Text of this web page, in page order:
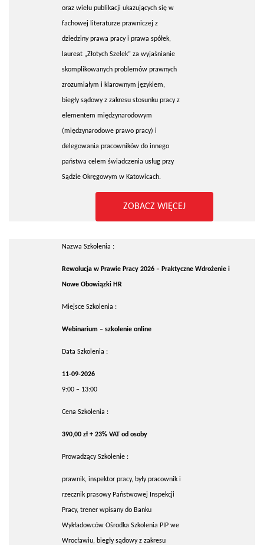
oraz wielu publikacji ukazujących się w
fachowej literaturze prawniczej z
dziedziny prawa pracy i prawa spółek,
laureat „Złotych Szelek” za wyjaśnianie
skomplikowanych problemów prawnych
zrozumiałym i klarownym językiem,
biegły sądowy z zakresu stosunku pracy z
elementem międzynarodowym
(międzynarodowe prawo pracy) i
delegowania pracowników do innego
państwa celem świadczenia usług przy
Sądzie Okręgowym w Katowicach.
ZOBACZ WIĘCEJ
Nazwa Szkolenia :
Rewolucja w Prawie Pracy 2026 – Praktyczne Wdrożenie i
Nowe Obowiązki HR
Miejsce Szkolenia :
Webinarium – szkolenie online
Data Szkolenia :
11-09-2026
9:00 – 13:00
Cena Szkolenia :
390,00 zł + 23% VAT od osoby
Prowadzący Szkolenie :
prawnik, inspektor pracy, były pracownik i
rzecznik prasowy Państwowej Inspekcji
Pracy, trener wpisany do Banku
Wykładowców Ośrodka Szkolenia PIP we
Wrocławiu, biegły sądowy z zakresu